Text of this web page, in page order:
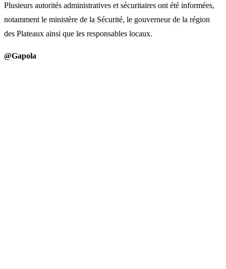
Plusieurs autorités administratives et sécuritaires ont été informées,
notamment le ministère de la Sécurité, le gouverneur de la région
des Plateaux ainsi que les responsables locaux.
@Gapola